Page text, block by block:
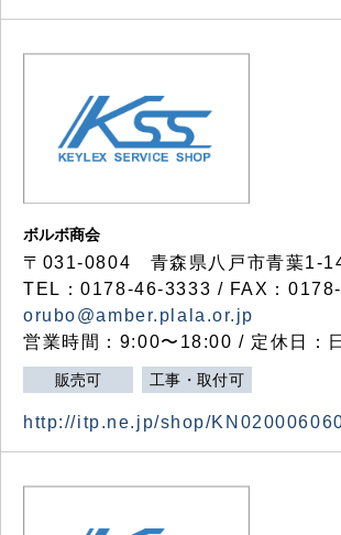
ボルボ商会
〒031-0804 青森県八戸市青葉1-
TEL：0178-46-3333 / FAX：
orubo@amber.plala.or.jp
営業時間：9:00〜18:00 / 定休日：
販売可 工事・取付可
http://itp.ne.jp/shop/